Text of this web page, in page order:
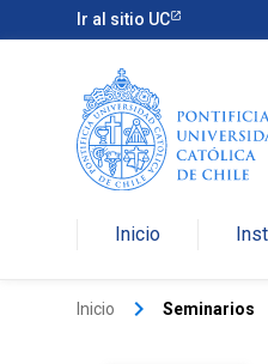
Ir al sitio UC
Inicio
Inicio keyboard_arrow_right Seminarios